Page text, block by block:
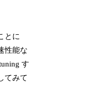
とに
性能な
す
てみて